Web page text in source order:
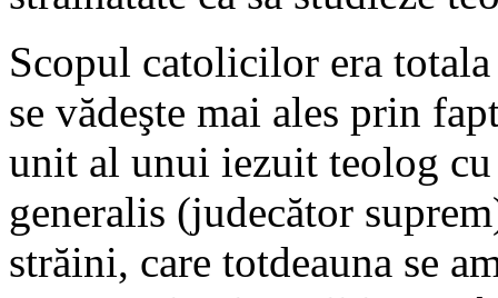
Scopul catolicilor era totala
se vădeşte mai ales prin
unit al unui iezuit teolog
generalis (judecător
străini, care totdeauna se